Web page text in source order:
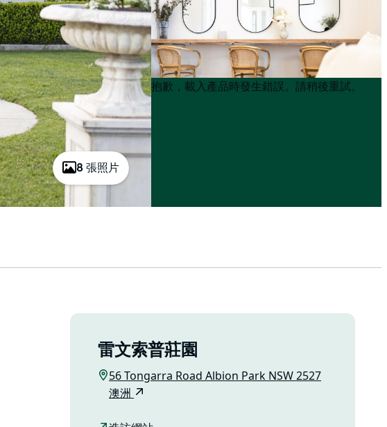
8 張照片
Product
List
Product
List
抱歉，載入產品時發生錯誤。請稍後重試。
雷文索普莊園
56 Tongarra Road Albion Park NSW 2527
澳洲